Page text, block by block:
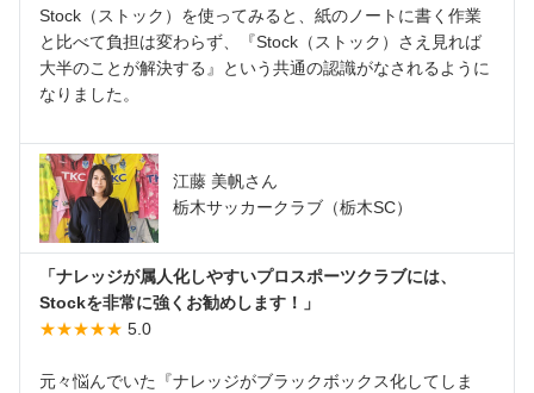
Stock（ストック）を使ってみると、紙のノートに書く作業
と比べて負担は変わらず、『Stock（ストック）さえ見れば
大半のことが解決する』という共通の認識がなされるように
なりました。
江藤 美帆さん
栃木サッカークラブ（栃木SC）
「ナレッジが属人化しやすいプロスポーツクラブには、
Stockを非常に強くお勧めします！」
★★★★★ 5.0
元々悩んでいた『ナレッジがブラックボックス化してしま